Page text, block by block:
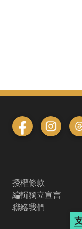
授權條款
編輯獨立宣言
聯絡我們